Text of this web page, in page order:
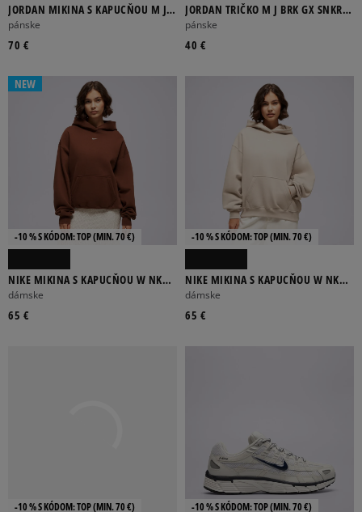
JORDAN MIKINA S KAPUCŇOU M J
BRK OVZ FLC PO BB
pánske
70 €
JORDAN TRIČKO M J BRK GX SNKR
85 SS CRW
pánske
40 €
NEW
-10 % S KÓDOM: TOP (MIN. 70 €)
NIKE MIKINA S KAPUCŇOU W NK
STDO FLC OS PO HDY
dámske
65 €
-10 % S KÓDOM: TOP (MIN. 70 €)
NIKE MIKINA S KAPUCŇOU W NK
STDO FLC MW OS PO HDY
dámske
65 €
-10 % S KÓDOM: TOP (MIN. 70 €) -10 % S KÓDOM: TOP (MIN. 70 €)